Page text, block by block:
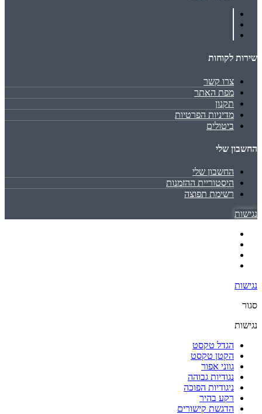
שירות לקוחות
צרו קשר
מפת האתר
תקנון
מדיניות הפרטיות
ביטולים
החשבון שלי
החשבון שלי
היסטוריית ההזמנות
רשימת תפוצה
נגישות
נגישות
סגור
נגישות
הגדל טקסט
הקטן טקסט
גווני אפור
נגודיות גבוהה
ניגודיות הפוכה
רקע בהיר
הדגשת קישורים